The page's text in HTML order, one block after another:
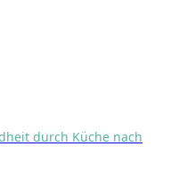
durch Küche nach